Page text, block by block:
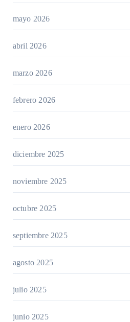
mayo 2026
abril 2026
marzo 2026
febrero 2026
enero 2026
diciembre 2025
noviembre 2025
octubre 2025
septiembre 2025
agosto 2025
julio 2025
junio 2025